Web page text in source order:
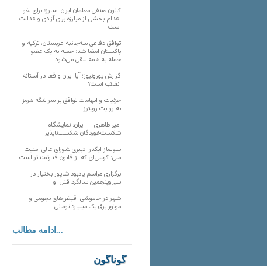
کانون صنفی معلمان ایران: مبارزه برای لغو
اعدام بخشی از مبارزه برای آزادی و عدالت
است
توافق دفاعی سه‌جانبه عربستان، ترکیه و
پاکستان امضا شد؛ حمله به یک عضو،
حمله به همه تلقی می‌شود
گزارش یورونیوز؛ آیا ایران واقعا در آستانه
انقلاب است؟
جزئیات و ابهامات توافق بر سر تنگه هرمز
به روایت رویترز
امیر طاهری – ایران: نمایشگاه
شکست‌خوردگان شکست‌ناپذیر
سولماز ایکدر: دبیری شورای عالی امنیت
ملی؛ کرسی‌ای که از قانون قدرتمندتر است
برگزاری مراسم یادبود شاپور بختیار در
سی‌وپنجمین سالگرد قتل او
شهر در خاموشی؛ قبض‌های نجومی و
موتور برق یک میلیارد تومانی
ادامه مطالب...
گوناگون